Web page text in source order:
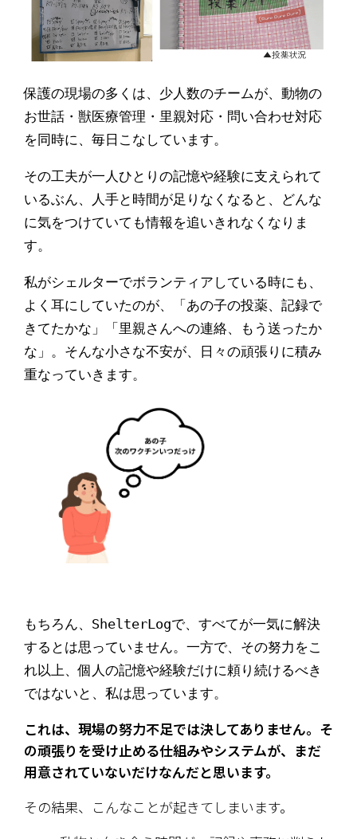
保護の現場の多くは、少人数のチームが、動物の
お世話・獣医療管理・里親対応・問い合わせ対応
を同時に、毎日こなしています。
その工夫が一人ひとりの記憶や経験に支えられて
いるぶん、人手と時間が足りなくなると、どんな
に気をつけていても情報を追いきれなくなりま
す。
私がシェルターでボランティアしている時にも、
よく耳にしていたのが、「あの子の投薬、記録で
きてたかな」「里親さんへの連絡、もう送ったか
な」。そんな小さな不安が、日々の頑張りに積み
重なっていきます。
もちろん、ShelterLogで、すべてが一気に解決
するとは思っていません。一方で、その努力をこ
れ以上、個人の記憶や経験だけに頼り続けるべき
ではないと、私は思っています。
これは、現場の努力不足では決してありません。そ
の頑張りを受け止める仕組みやシステムが、まだ
用意されていないだけなんだと思います。
その結果、こんなことが起きてしまいます。